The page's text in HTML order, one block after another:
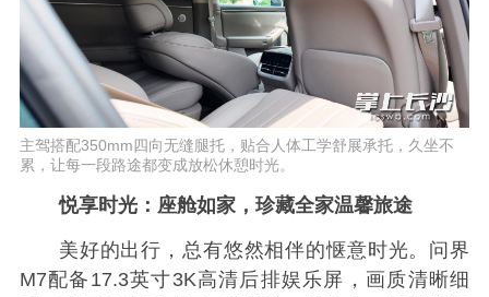
主驾搭配350mm四向无缝腿托，贴合人体工学舒展承托，久坐不
累，让每一段路途都变成放松休憩时光。
悦享时光：座舱如家，珍藏全家温馨旅途
美好的出行，总有悠然相伴的惬意时光。问界
M7配备17.3英寸3K高清后排娱乐屏，画质清晰细